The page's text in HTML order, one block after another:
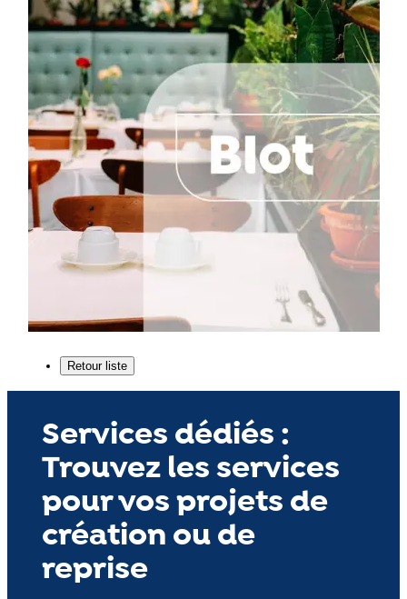
Services dédiés :
Trouvez les services
pour vos projets de
création ou de
reprise